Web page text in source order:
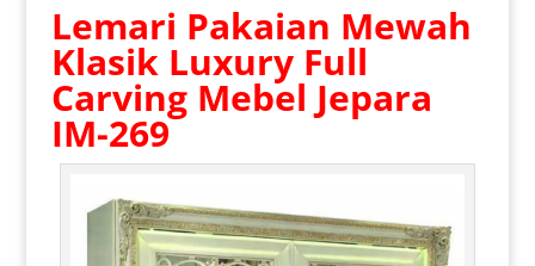
Lemari Pakaian Mewah
KlasikLuxury Full
Carving Mebel Jepara
IM-269